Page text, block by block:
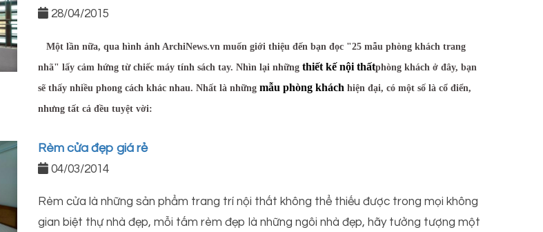
28/04/2015
Một lần nữa, qua hình ảnh ArchiNews.vn muốn giới thiệu đến bạn đọc "25 mẫu phòng khách trang
nhã" lấy cảm hứng từ chiếc máy tính sách tay. Nhìn lại những thiết kế nội thấtphòng khách ở đây, bạn
sẽ thấy nhiều phong cách khác nhau. Nhất là những mẫu phòng khách hiện đại, có một số là cổ điển,
nhưng tất cả đều tuyệt vời:
Rèm cửa đẹp giá rẻ
04/03/2014
Rèm cửa là những sản phẩm trang trí nội thất không thể thiếu được trong mọi không
gian biệt thự nhà đẹp, mỗi tấm rèm đẹp là những ngôi nhà đẹp, hãy tưởng tượng một